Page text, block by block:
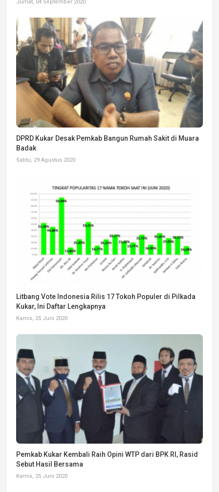
Jumat, 04 September 2020
DPRD Kukar Desak Pemkab Bangun Rumah Sakit di Muara
Badak
Sabtu, 29 Agustus 2020
Litbang Vote Indonesia Rilis 17 Tokoh Populer di Pilkada
Kukar, Ini Daftar Lengkapnya
Kamis, 25 Juni 2020
Pemkab Kukar Kembali Raih Opini WTP dari BPK RI, Rasid
Sebut Hasil Bersama
Kamis, 25 Juni 2020